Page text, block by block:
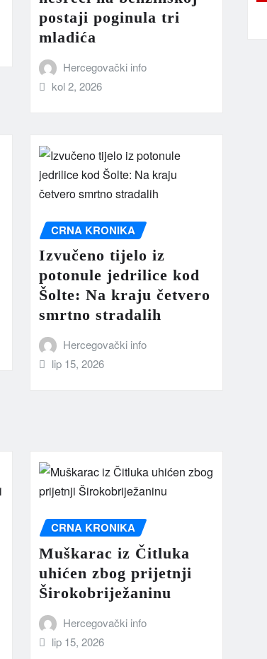
postaji poginula tri
mladića
Hercegovački info
kol 2, 2026
CRNA KRONIKA
Izvučeno tijelo iz
potonule jedrilice kod
Šolte: Na kraju četvero
smrtno stradalih
Hercegovački info
lip 15, 2026
CRNA KRONIKA
Muškarac iz Čitluka
uhićen zbog prijetnji
Širokobriježaninu
Hercegovački info
lip 15, 2026